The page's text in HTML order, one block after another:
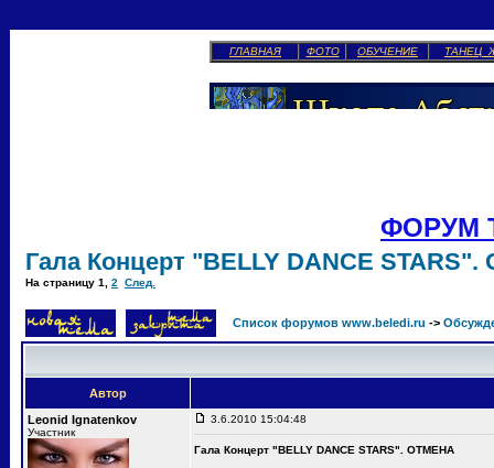
ГЛАВНАЯ ФОТО ОБУЧЕНИЕ ТАНЕЦ
ФОРУМ
Гала Концерт "BELLY DANCE
На страницу 1 2 След.
Список форумов www.beledi.ru ->
Автор
Leonid Ignatenkov
Участник
3.6.2010 15:04:48
Гала Концерт "BELLY DANCE STARS". ОТМЕНА